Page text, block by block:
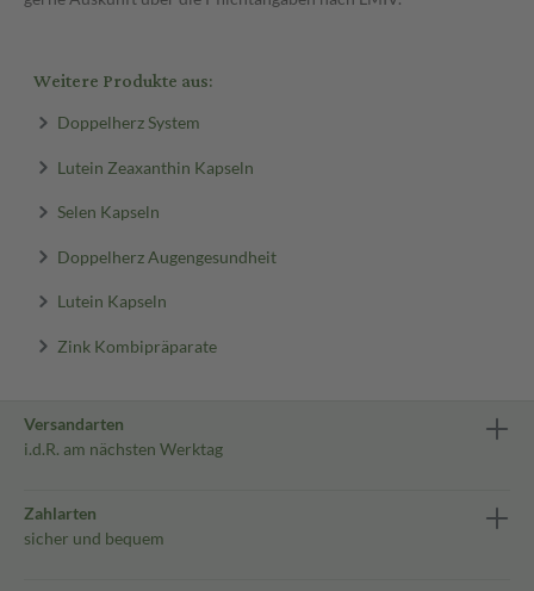
Weitere Produkte aus:
Doppelherz System
Lutein Zeaxanthin Kapseln
Selen Kapseln
Doppelherz Augengesundheit
Lutein Kapseln
Zink Kombipräparate
Versandarten
i.d.R. am nächsten Werktag
Zahlarten
sicher und bequem